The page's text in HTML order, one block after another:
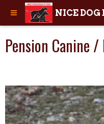
NICE
Pension Canine